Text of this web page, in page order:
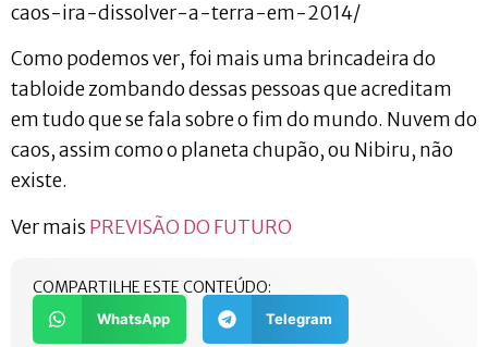
caos-ira-dissolver-a-terra-em-2014/
Como podemos ver, foi mais uma brincadeira do
tabloide zombando dessas pessoas que acreditam
em tudo que se fala sobre o fim do mundo. Nuvem do
caos, assim como o planeta chupão, ou Nibiru, não
existe.
Ver mais PREVISÃO DO FUTURO
COMPARTILHE ESTE CONTEÚDO:
WhatsApp Telegram